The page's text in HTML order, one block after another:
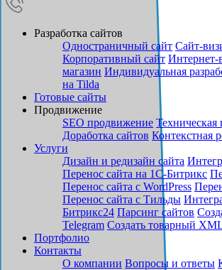
Разработка сайтов
Одностраничный сайт Cайт-
Корпоративный сайт Интернет-
магазин Индивидуальная
на Tilda
Готовые сайты
Продвижение
SEO продвижение Техническая
Доработка сайтов Контекстная
Услуги
Дизайн и редизайн сайта
Перенос сайта на 1С-Битрикс
Перенос сайта с WordPress
Перенос сайта с Тильды
Битрикс24 Парсинг сайтов
Telegram Создать товарный
Портфолио
Контакты
О компании Вопросы и ответы